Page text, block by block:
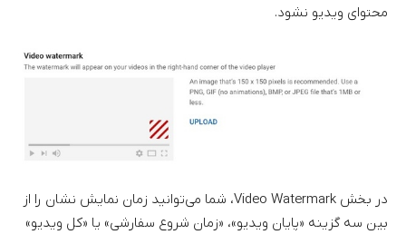
محتوای ویدیو نشود.
در بخش Video Watermark، شما می‌توانید زمان نمایش نشان را از
بین سه گزینه «پایان ویدیو»، «زمان شروع سفارشی» یا «کل ویدیو»